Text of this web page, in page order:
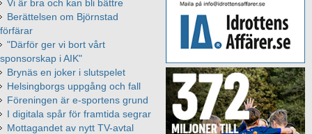
Vi är bra och kan bli bättre
Berättelsen om Björnstad
förfärar
"Därför ger vi bort vårt
sponsorskap i AIK"
Brynäs en joker i slutspelet
Helsingborgs uppgång och fall
Föreningen är e-sportens grund
I digitala spår för framtida segrar
Mottagandet av nytt TV-avtal